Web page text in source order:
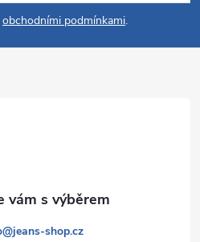
obchodními podmínkami.
@jeans-shop.cz